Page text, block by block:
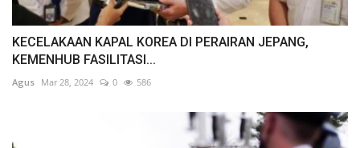
KECELAKAAN KAPAL KOREA DI PERAIRAN JEPANG,
KEMENHUB FASILITASI...
Agus Mar 28, 2024 0 586